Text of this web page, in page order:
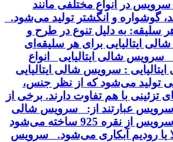
در انواع مختلفی مانند
گوشواره و انگشتر تولید می‌شود.
سلیقه: به دلیل تنوع در طرح و
ایتالیایی برای هر سلیقه‌ای
شالی ایتالیایی انواع
: سرویس شالی ایتالیایی
تولید می‌شود که از نظر جنس،
با هم تفاوت دارند. برخی از
سرویس عبارتند از: سرویس شالی
نقره: این نوع سرویس از نقره 925 ساخته می‌شود
یا رودیم آبکاری می‌شود. سرویس